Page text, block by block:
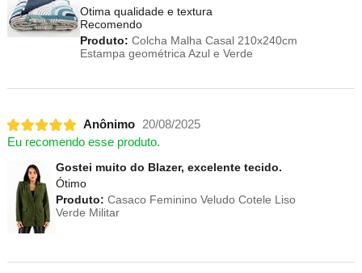
Otima qualidade e textura
Recomendo
Produto: Colcha Malha Casal 210x240cm
Estampa geométrica Azul e Verde
Anônimo 20/08/2025
Eu recomendo esse produto.
Gostei muito do Blazer, excelente tecido.
Ótimo
Produto: Casaco Feminino Veludo Cotele Liso
Verde Militar